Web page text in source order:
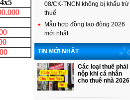
08/CK-TNCN không bị khấu trừ
thuế
Mẫu hợp đồng lao động 2026
mới nhất
TIN MỚI NHẤT
Các loại thuế phải
nộp khi cá nhân
cho thuê nhà 2026